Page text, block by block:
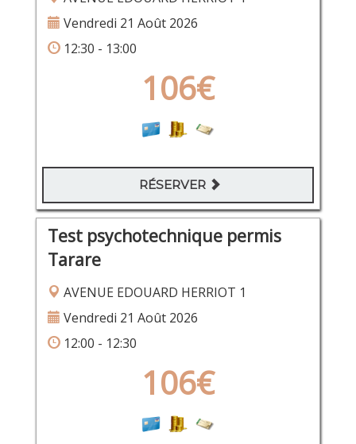
Vendredi 21 Août 2026
12:30 - 13:00
106€
RÉSERVER
Test psychotechnique permis
Tarare
AVENUE EDOUARD HERRIOT 1
Vendredi 21 Août 2026
12:00 - 12:30
106€